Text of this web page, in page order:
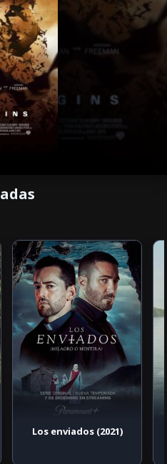
Los enviados (2021)